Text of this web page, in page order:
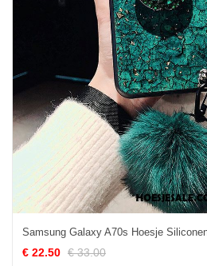
€ 22.50 € 33.00